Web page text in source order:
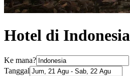
Hotel di Indonesia
Ke mana?
Tanggal